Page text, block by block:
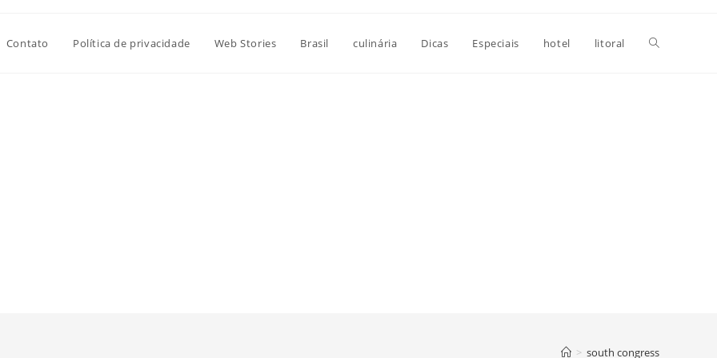
Contato Política de privacidade Web Stories Brasil culinária Dicas Especiais hotel litoral Alternar
> south congress